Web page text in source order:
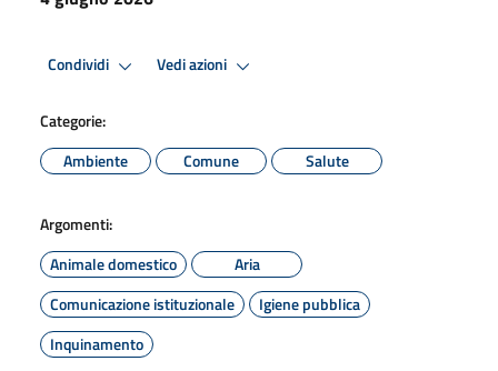
Condividi Vedi azioni
Categorie:
Ambiente
Comune Salute
Argomenti:
Animale domestico
Aria
Comunicazione istituzionale
Igiene pubblica
Inquinamento